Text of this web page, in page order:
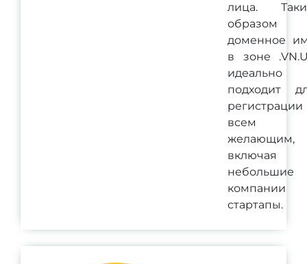
лица.
образом
доменное
в зоне
идеально
подходит
регистрации
всем
желающим,
включая
небольшие
компании
стартапы.